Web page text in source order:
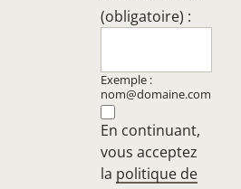
(obligatoire) :
Exemple :
nom@domaine.com
En continuant,
vous acceptez
la politique de